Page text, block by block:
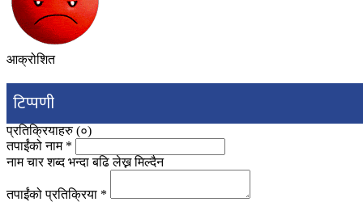
आक्रोशित
टिप्पणी
प्रतिक्रियाहरु (०)
तपाईंको नाम *
नाम चार शब्द भन्दा बढि लेख्न मिल्दैन
तपाईंको प्रतिक्रिया *